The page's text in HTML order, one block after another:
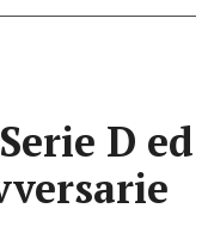
D ed